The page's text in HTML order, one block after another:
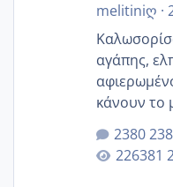
melitiniღ ·
αγάπης,
κάνουν το
Εδώ θα
εμπειρίες